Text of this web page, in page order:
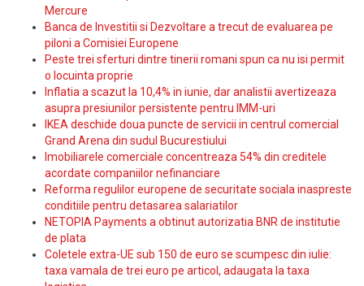
Mercure
Banca de Investitii si Dezvoltare a trecut de evaluarea pe
piloni a Comisiei Europene
Peste trei sferturi dintre tinerii romani spun ca nu isi permit
o locuinta proprie
Inflatia a scazut la 10,4% in iunie, dar analistii avertizeaza
asupra presiunilor persistente pentru IMM-uri
IKEA deschide doua puncte de servicii in centrul comercial
Grand Arena din sudul Bucurestiului
Imobiliarele comerciale concentreaza 54% din creditele
acordate companiilor nefinanciare
Reforma regulilor europene de securitate sociala inaspreste
conditiile pentru detasarea salariatilor
NETOPIA Payments a obtinut autorizatia BNR de institutie
de plata
Coletele extra-UE sub 150 de euro se scumpesc din iulie:
taxa vamala de trei euro pe articol, adaugata la taxa